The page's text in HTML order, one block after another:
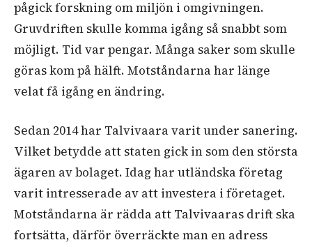
pågick forskning om miljön i omgivningen.
Gruvdriften skulle komma igång så snabbt som
möjligt. Tid var pengar. Många saker som skulle
göras kom på hälft. Motståndarna har länge
velat få igång en ändring.
Sedan 2014 har Talvivaara varit under sanering.
Vilket betydde att staten gick in som den största
ägaren av bolaget. Idag har utländska företag
varit intresserade av att investera i företaget.
Motståndarna är rädda att Talvivaaras drift ska
fortsätta, därför överräckte man en adress